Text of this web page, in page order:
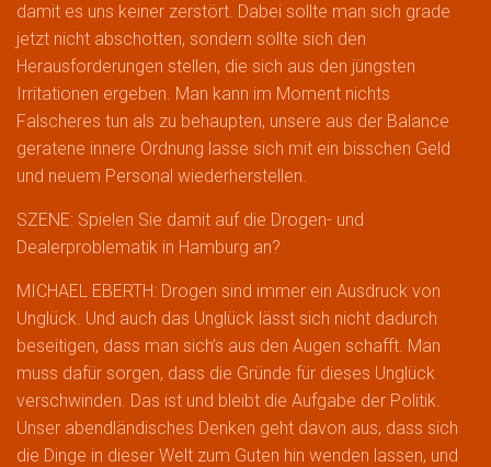
damit es uns keiner zerstört. Dabei sollte man sich grade
jetzt nicht abschotten, sondern sollte sich den
Herausforderungen stellen, die sich aus den jüngsten
Irritationen ergeben. Man kann im Moment nichts
Falscheres tun als zu behaupten, unsere aus der Balance
geratene innere Ordnung lasse sich mit ein bisschen Geld
und neuem Personal wiederherstellen.
SZENE: Spielen Sie damit auf die Drogen- und
Dealerproblematik in Hamburg an?
MICHAEL EBERTH: Drogen sind immer ein Ausdruck von
Unglück. Und auch das Unglück lässt sich nicht dadurch
beseitigen, dass man sich’s aus den Augen schafft. Man
muss dafür sorgen, dass die Gründe für dieses Unglück
verschwinden. Das ist und bleibt die Aufgabe der Politik.
Unser abendländisches Denken geht davon aus, dass sich
die Dinge in dieser Welt zum Guten hin wenden lassen, und